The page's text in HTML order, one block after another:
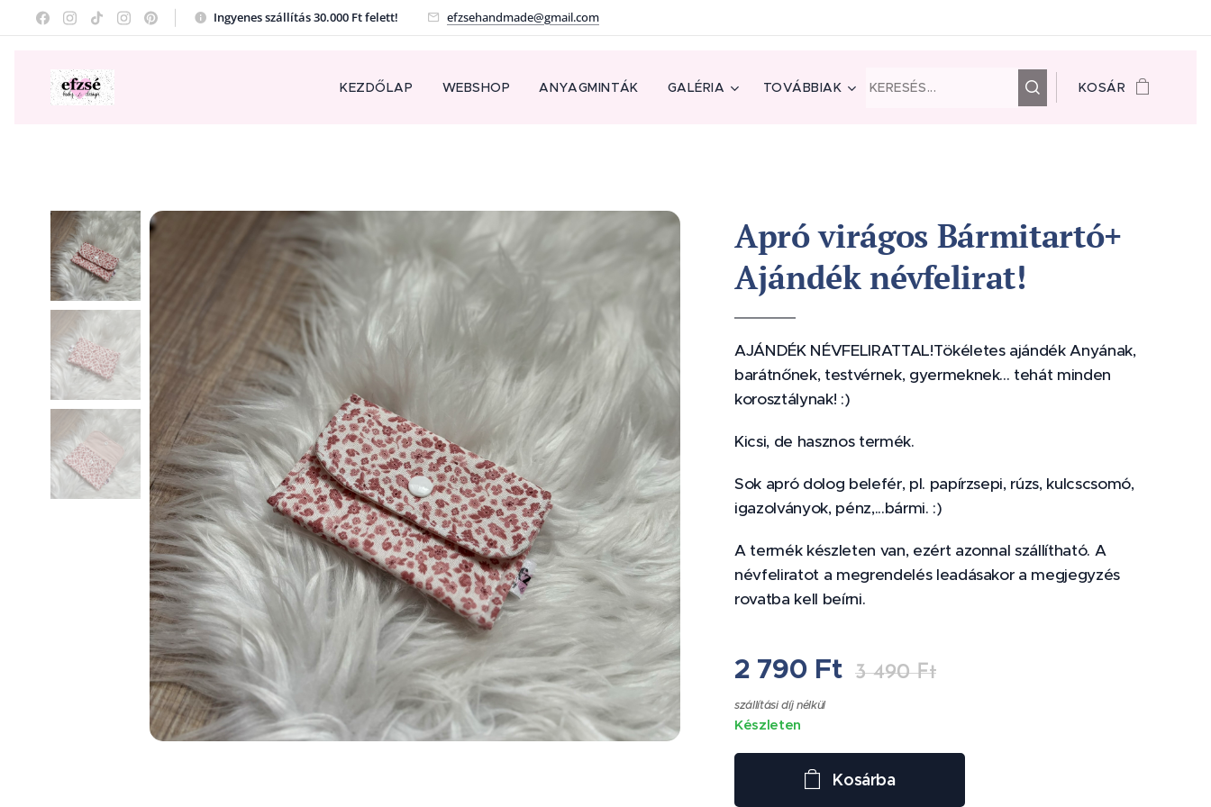
Ingyenes szállítás 30.000 Ft felett! efzsehandmade@gmail.com
KEZDŐLAP WEBSHOP ANYAGMINTÁK GALÉRIA TOVÁBBIAK KOSÁR
Apró virágos Bármitartó+
Ajándék névfelirat!
AJÁNDÉK NÉVFELIRATTAL!Tökéletes ajándék Anyának,
barátnőnek, testvérnek, gyermeknek... tehát minden
korosztálynak! :)
Kicsi, de hasznos termék.
Sok apró dolog belefér, pl. papírzsepi, rúzs, kulcscsomó,
igazolványok, pénz,...bármi. :)
A termék készleten van, ezért azonnal szállítható. A
névfeliratot a megrendelés leadásakor a megjegyzés
rovatba kell beírni.
2 790 Ft 3 490Ft
szállítási díj nélkül
Készleten
Kosárba